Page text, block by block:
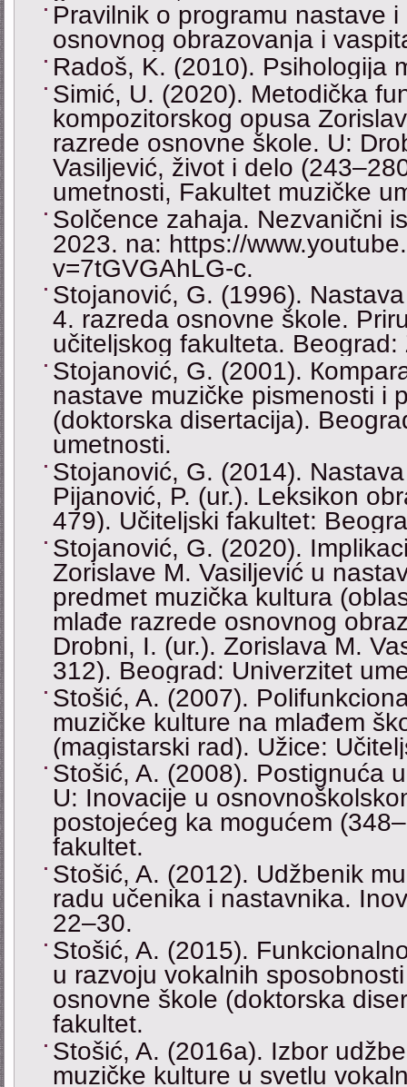
Pravilnik o programu nastave
osnovnog obrazovanja i
Radoš, K. (2010). Psihologija
Simić, U. (2020). Metodička
kompozitorskog opusa
razrede osnovne škole. U:
Vasiljević, život i delo
umetnosti, Fakultet muzičke
Solčence zahaja. Nezvanični
2023. na: https://
v=7tGVGAhLG-c.
Stojanović, G. (1996).
4. razreda osnovne škole.
učiteljskog fakulteta. Beograd:
Stojanović, G. (2001).
nastave muzičke pismenosti i
(doktorska disertacija).
umetnosti.
Stojanović, G. (2014).
Pijanović, P. (ur.). Leksikon
479). Učiteljski fakultet:
Stojanović, G. (2020).
Zorislave M. Vasiljević u
predmet muzička kultura
mlađe razrede osnovnog
Drobni, I. (ur.). Zorislava M.
312). Beograd: Univerzitet
Stošić, A. (2007).
muzičke kulture na mlađem
(magistarski rad). Užice:
Stošić, A. (2008). Postignuća
U: Inovacije u
postojećeg ka mogućem
fakultet.
Stošić, A. (2012). Udžbenik
radu učenika i nastavnika.
22–30.
Stošić, A. (2015).
u razvoju vokalnih
osnovne škole (doktorska
fakultet.
Stošić, A. (2016a). Izbor
muzičke kulture u svetlu